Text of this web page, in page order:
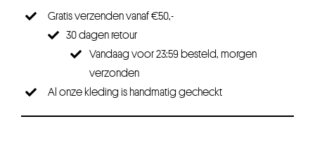
Gratis verzenden vanaf €50,-
30 dagen retour
Vandaag voor 23:59 besteld, morgen
verzonden
Al onze kleding is handmatig gecheckt